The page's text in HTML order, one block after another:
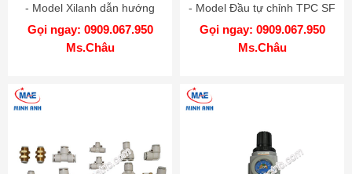
- Model Xilanh dẫn hướng
AMRGH
Gọi ngay: 0909.067.950
Ms.Châu
- Model Đầu tự chỉnh TPC SF
Gọi ngay: 0909.067.950
Ms.Châu